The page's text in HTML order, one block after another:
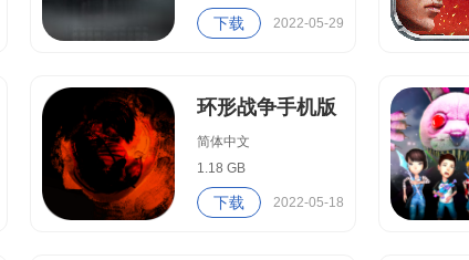
下载 2022-05-29
环形战争手机版
简体中文
1.18 GB
下载 2022-05-18